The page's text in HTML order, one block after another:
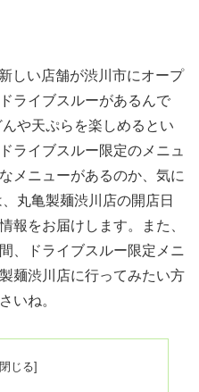
しい店舗が渋川市にオープ
ライブスルーがあるんで
や天ぷらを楽しめるとい
ライブスルー限定のメニュ
メニューがあるのか、気に
丸亀製麺渋川店の開店日
報をお届けします。また、
、ドライブスルー限定メニ
麺渋川店に行ってみたい方
いね。